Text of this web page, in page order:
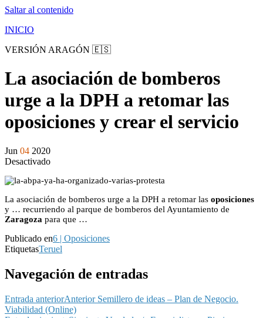
Saltar al contenido
INICIO
VERSIÓN ARAGÓN 🇪🇸
La asociación de bomberos
urge a la DPH a retomar las
oposiciones y crear el servicio
Jun 04 2020
Desactivado
La asociación de bomberos urge a la DPH a retomar las oposiciones
y … recurriendo al parque de bomberos del Ayuntamiento de
Zaragoza para que …
Publicado en6 | Oposiciones
EtiquetasTeruel
Navegación de entradas
Entrada anteriorAnterior Semillero de ideas – Plan de Negocio.
Viabilidad (Online)